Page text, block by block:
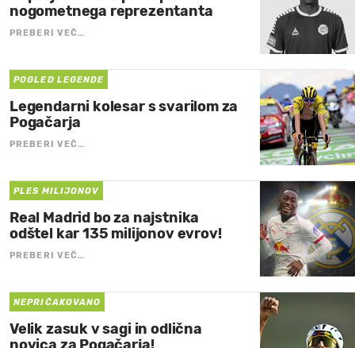
nogometnega reprezentanta
PREBERI VEČ…
POGLED LEGENDE
Legendarni kolesar s svarilom za
Pogačarja
PREBERI VEČ…
PLES MILIJONOV
Real Madrid bo za najstnika
odštel kar 135 milijonov evrov!
PREBERI VEČ…
NEPRIČAKOVANO
Velik zasuk v sagi in odlična